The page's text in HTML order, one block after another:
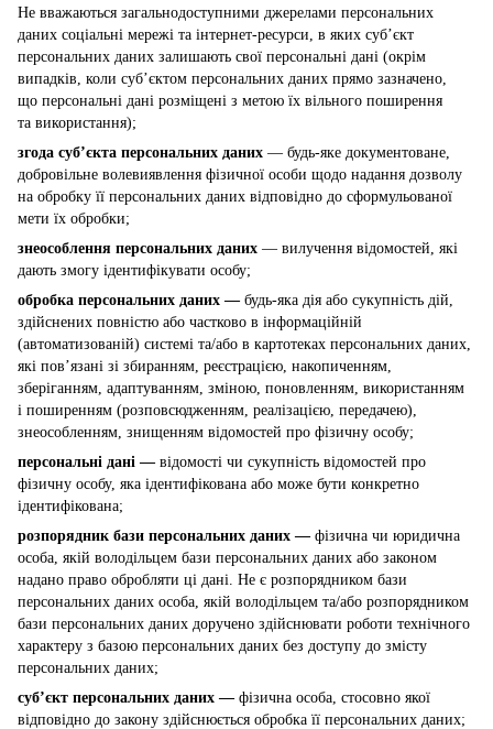
Не вважаються загальнодоступними джерелами персональних
даних соціальні мережі та інтернет-ресурси, в яких суб’єкт
персональних даних залишають свої персональні дані (окрім
випадків, коли суб’єктом персональних даних прямо зазначено,
що персональні дані розміщені з метою їх вільного поширення
та використання);
згода суб’єкта персональних даних — будь-яке документоване,
добровільне волевиявлення фізичної особи щодо надання дозволу
на обробку її персональних даних відповідно до сформульованої
мети їх обробки;
знеособлення персональних даних — вилучення відомостей, які
дають змогу ідентифікувати особу;
обробка персональних даних — будь-яка дія або сукупність дій,
здійснених повністю або частково в інформаційній
(автоматизованій) системі та/або в картотеках персональних даних,
які пов’язані зі збиранням, реєстрацією, накопиченням,
зберіганням, адаптуванням, зміною, поновленням, використанням
і поширенням (розповсюдженням, реалізацією, передачею),
знеособленням, знищенням відомостей про фізичну особу;
персональні дані — відомості чи сукупність відомостей про
фізичну особу, яка ідентифікована або може бути конкретно
ідентифікована;
розпорядник бази персональних даних — фізична чи юридична
особа, якій володільцем бази персональних даних або законом
надано право обробляти ці дані. Не є розпорядником бази
персональних даних особа, якій володільцем та/або розпорядником
бази персональних даних доручено здійснювати роботи технічного
характеру з базою персональних даних без доступу до змісту
персональних даних;
суб’єкт персональних даних — фізична особа, стосовно якої
відповідно до закону здійснюється обробка її персональних даних;